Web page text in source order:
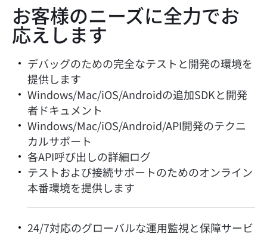
お客様のニーズに全力でお
応えします
デバッグのための完全なテストと開発の環境を
提供します
Windows/Mac/iOS/Androidの追加SDKと開発
者ドキュメント
Windows/Mac/iOS/Android/API開発のテクニ
カルサポート
各API呼び出しの詳細ログ
テストおよび接続サポートのためのオンライン
本番環境を提供します
24/7対応のグローバルな運用監視と保障サービ